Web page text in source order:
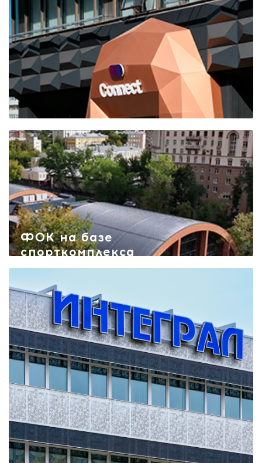
Развлекательный центр
«Космопорт»
Конгресс-центр
Connect
ФОК на базе
спорткомплекса
(СК) Металлург
МГТУ им.
Баумана